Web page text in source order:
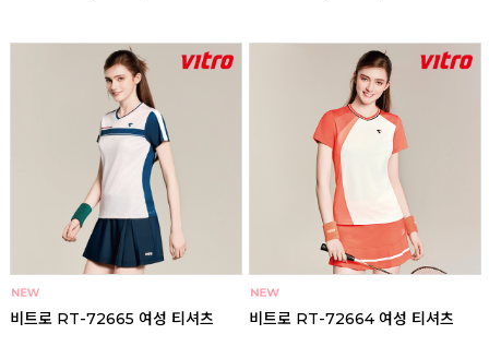
비트로 RT-72665 여성 티셔츠 비트로 RT-72664 여성 티셔츠